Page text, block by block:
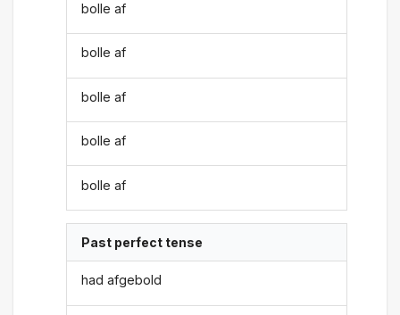
bolle af
bolle af
bolle af
bolle af
bolle af
Past perfect tense
had afgebold